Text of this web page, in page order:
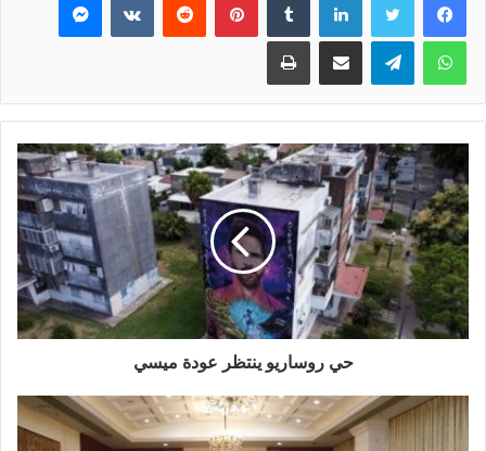
واتساب تيلقرام مشاركة عبر البريد طباعة
حي روساريو ينتظر عودة ميسي